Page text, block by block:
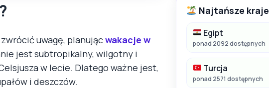
uwagę, planującwakacje w
jest subtropikalny, wilgotny i
w lecie. Dlatego ważne jest,
i deszczów.
Najtańsze kraje
Egipt
ponad 2092 dostępnych
Turcja
ponad 2571 dostępnych